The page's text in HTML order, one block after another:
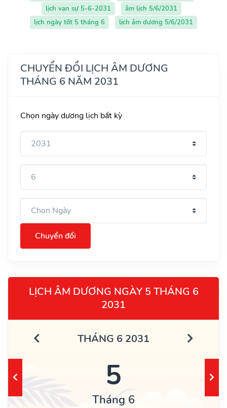
lịch vạn sự 5-6-2031
âm lịch 5/6/2031
lịch ngày tốt 5 tháng 6
lịch âm dương 5/6/2031
CHUYỂN ĐỔI LỊCH ÂM DƯƠNG
THÁNG 6 NĂM 2031
Chọn ngày dương lịch bất kỳ
Chuyển đổi
LỊCH ÂM DƯƠNG NGÀY 5 THÁNG 6
2031
THÁNG 6 2031
5
Tháng 6